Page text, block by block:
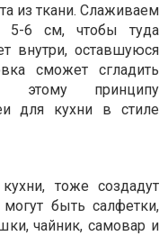
из ткани. Слаживаем
5-6 см, чтобы туда
внутри, оставшуюся
сможет сгладить
этому принципу
для кухни в стиле
тоже создадут
быть салфетки,
чайник, самовар и